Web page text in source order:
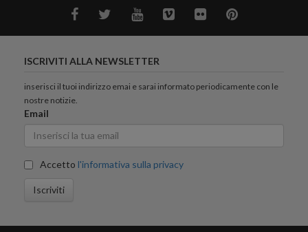
ISCRIVITI ALLA NEWSLETTER
inserisci il tuoi indirizzo emai e sarai informato periodicamente con le
nostre notizie.
Email
Accetto l'informativa sulla privacy
Iscriviti